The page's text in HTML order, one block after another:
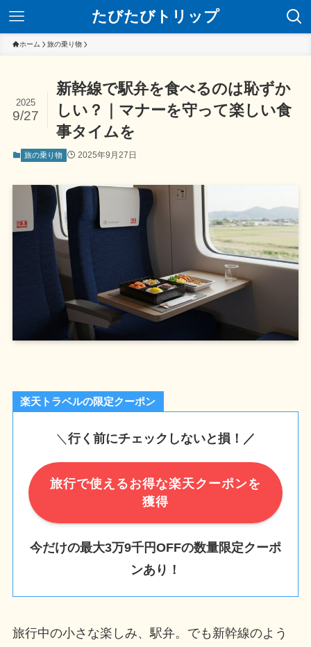
たびたびトリップ
ホーム 旅の乗り物
新幹線で駅弁を食べるのは恥ずか
しい？｜マナーを守って楽しい食
事タイムを
2025
9/27
旅の乗り物 2025年9月27日
楽天トラベルの限定クーポン
＼ 行く前にチェックしないと損！／
旅行で使えるお得な楽天クーポンを
獲得
今だけの最大3万9千円OFFの数量限定クーポ
ンあり！
旅行中の小さな楽しみ、駅弁。でも新幹線のよう